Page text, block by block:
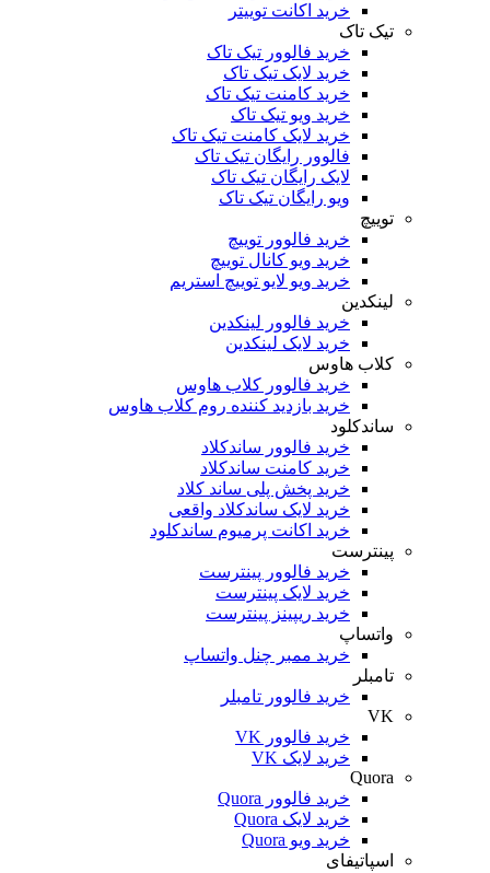
خرید اکانت توییتر
تیک تاک
خرید فالوور تیک تاک
خرید لایک تیک تاک
خرید کامنت تیک ‌تاک
خرید ویو تیک تاک
خرید لایک کامنت تیک تاک
فالوور رایگان تیک تاک
لایک رایگان تیک تاک
ویو رایگان تیک تاک
توییچ
خرید فالوور توییچ
خرید ویو کانال توییچ
خرید ویو لایو توییچ استریم
لینکدین
خرید فالوور لینکدین
خرید لایک لینکدین
کلاب هاوس
خرید فالوور کلاب هاوس
خرید بازدید کننده روم کلاب هاوس
ساندکلود
خرید فالوور ساندکلاد
خرید کامنت ساندکلاد
خرید پخش پلی ساند کلاد
خرید لایک ساندکلاد واقعی
خرید اکانت پرمیوم ساندکلود
پینترست
خرید فالوور پینترست
خرید لایک پینترست
خرید ریپینز پینترست
واتساپ
خرید ممبر چنل واتساپ
تامبلر
خرید فالوور تامبلر
VK
خرید فالوور VK
خرید لایک VK
Quora
خرید فالوور Quora
خرید لایک Quora
خرید ویو Quora
اسپاتیفای